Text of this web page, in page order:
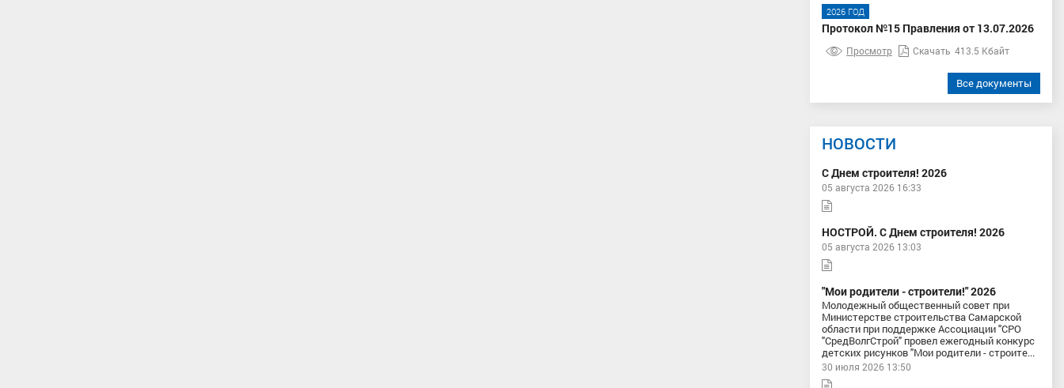
2026 ГОД
Протокол №15 Правления от 13.07.2026
Просмотр Скачать 413.5 Кбайт
Все документы
НОВОСТИ
С Днем строителя! 2026
05 августа 2026 16:33
НОСТРОЙ. С Днем строителя! 2026
05 августа 2026 13:03
"Мои родители - строители!" 2026
Молодежный общественный совет при
Министерстве строительства Самарской
области при поддержке Ассоциации "СРО
"СредВолгСтрой" провел ежегодный конкурс
детских рисунков "Мои родители - строите...
30 июля 2026 13:50